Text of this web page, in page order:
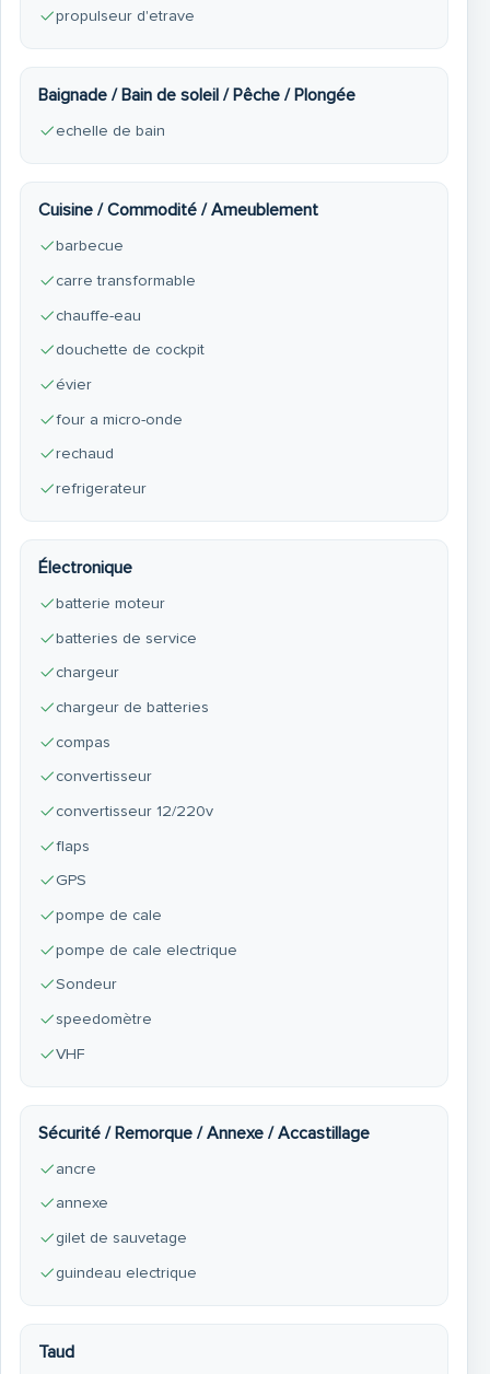
propulseur d'etrave
Baignade / Bain de soleil / Pêche / Plongée
echelle de bain
Cuisine / Commodité / Ameublement
barbecue
carre transformable
chauffe-eau
douchette de cockpit
évier
four a micro-onde
rechaud
refrigerateur
Électronique
batterie moteur
batteries de service
chargeur
chargeur de batteries
compas
convertisseur
convertisseur 12/220v
flaps
GPS
pompe de cale
pompe de cale electrique
Sondeur
speedomètre
VHF
Sécurité / Remorque / Annexe / Accastillage
ancre
annexe
gilet de sauvetage
guindeau electrique
Taud